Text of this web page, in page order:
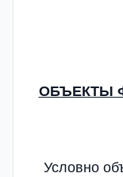
ОБЪЕКТЫ
Условно